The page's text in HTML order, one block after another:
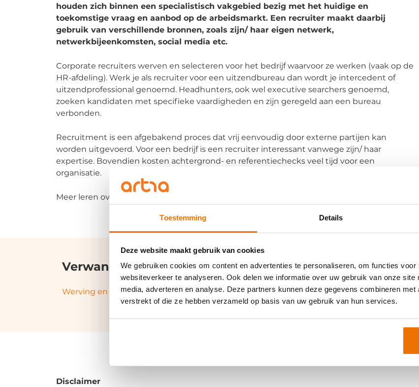
Toestemming Details
Deze website maakt gebruik van cookies
We gebruiken cookies om content en advertenties te personaliseren, om functies
websiteverkeer te analyseren. Ook delen we informatie over uw gebruik van onze
media, adverteren en analyse. Deze partners kunnen deze gegevens combineren
verstrekt of die ze hebben verzameld op basis van uw gebruik van hun services.
houden zich binnen een specialistisch vakgebied bezig met het huidige en
toekomstige vraag en aanbod op de arbeidsmarkt. Een recruiter maakt daarbij
gebruik van verschillende bronnen, zoals zijn/ haar eigen netwerk,
netwerkbijeenkomsten, social media etc.
Corporate recruiters werven en selecteren voor het bedrijf waarvoor ze werken (vaak op de
HR-afdeling). Werk je als recruiter voor een uitzendbureau dan wordt je intercedent of
uitzendprofessional genoemd. Headhunters, ook wel executive searchers genoemd,
zoeken kandidaten met specifieke vaardigheden en zijn geregeld aan een bureau
verbonden.
Recruitment is een afgebakend proces dat vrij eenvoudig door externe partijen kan
worden uitgevoerd. Voor een bedrijf is een recruiter interessant vanwege zijn/ haar
expertise. Bovendien kosten achtergrond- en referentiechecks veel tijd voor een
organisatie.
Meer leren over recruitment? Bekijk onze
Verwante termen en synoniemen:
Werving en selectie
Disclaimer